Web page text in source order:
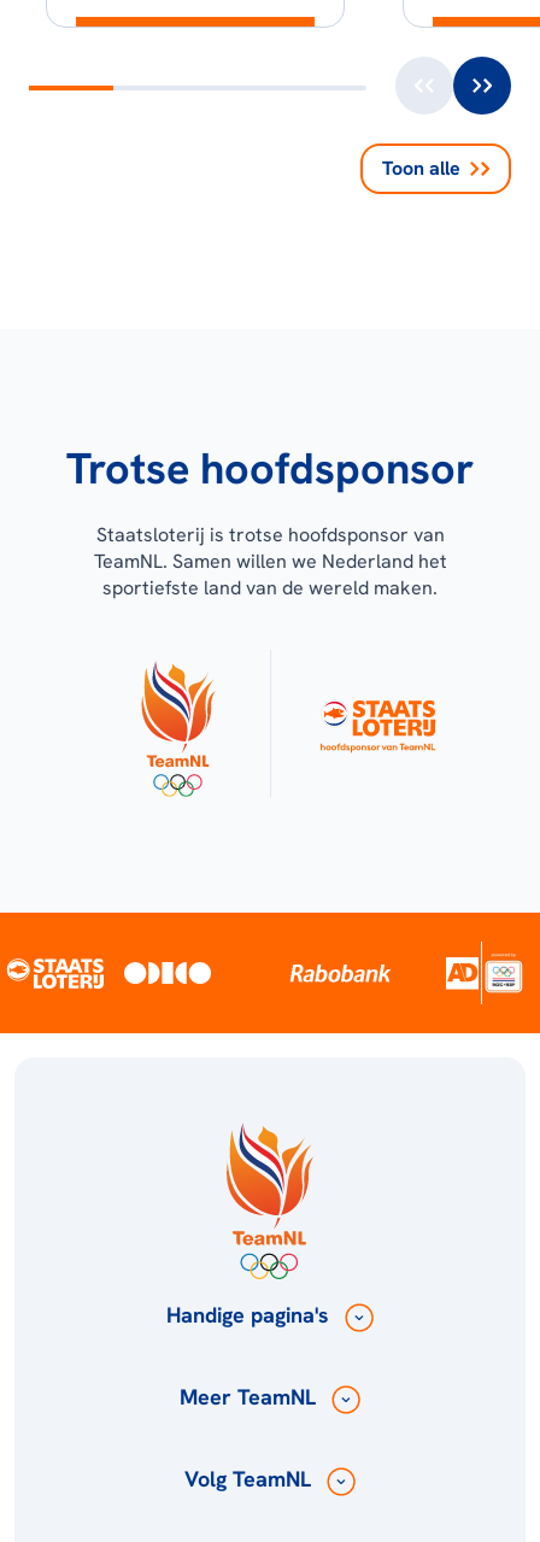
Toon alle
Trotse hoofdsponsor
Staatsloterij is trotse hoofdsponsor van
TeamNL. Samen willen we Nederland het
sportiefste land van de wereld maken.
Handige pagina's
Meer TeamNL
Volg TeamNL